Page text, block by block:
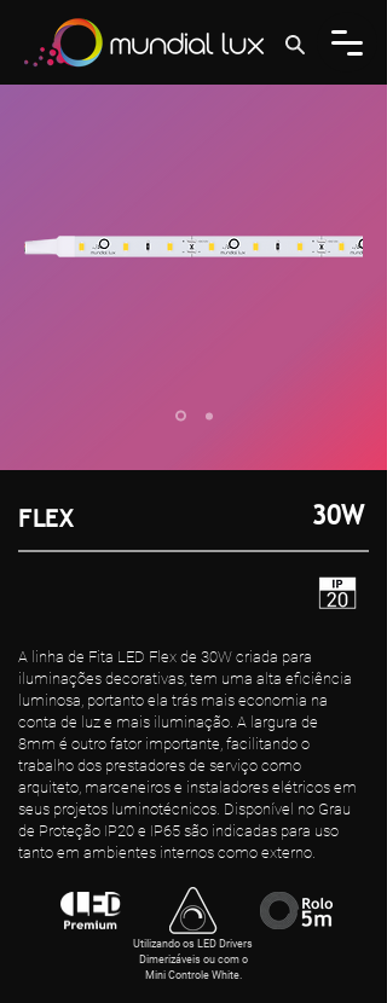
FLEX 30W
A linha de Fita LED Flex de 30W criada para
iluminações decorativas, tem uma alta eficiência
luminosa, portanto ela trás mais economia na
conta de luz e mais iluminação. A largura de
8mm é outro fator importante, facilitando o
trabalho dos prestadores de serviço como
arquiteto, marceneiros e instaladores elétricos em
seus projetos luminotécnicos. Disponível no Grau
de Proteção IP20 e IP65 são indicadas para uso
tanto em ambientes internos como externo.
Utilizando os LED Drivers
Dimerizáveis ou com o
Mini Controle White.